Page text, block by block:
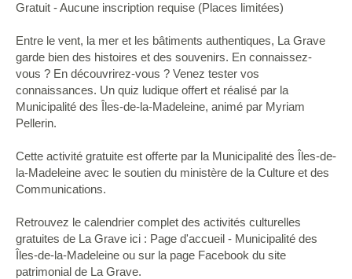
Gratuit - Aucune inscription requise (Places limitées)
Entre le vent, la mer et les bâtiments authentiques, La Grave
garde bien des histoires et des souvenirs. En connaissez-
vous ? En découvrirez-vous ? Venez tester vos
connaissances. Un quiz ludique offert et réalisé par la
Municipalité des Îles-de-la-Madeleine, animé par Myriam
Pellerin.
Cette activité gratuite est offerte par la Municipalité des Îles-de-
la-Madeleine avec le soutien du ministère de la Culture et des
Communications.
Retrouvez le calendrier complet des activités culturelles
gratuites de La Grave ici : Page d'accueil - Municipalité des
Îles-de-la-Madeleine ou sur la page Facebook du site
patrimonial de La Grave.